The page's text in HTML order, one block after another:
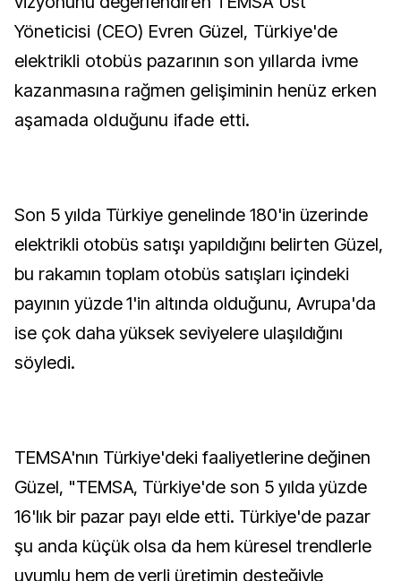
Yöneticisi (CEO) Evren Güzel, Türkiye'de
elektrikli otobüs pazarının son yıllarda ivme
kazanmasına rağmen gelişiminin henüz erken
aşamada olduğunu ifade etti.
Son 5 yılda Türkiye genelinde 180'in üzerinde
elektrikli otobüs satışı yapıldığını belirten Güzel,
bu rakamın toplam otobüs satışları içindeki
payının yüzde 1'in altında olduğunu, Avrupa'da
ise çok daha yüksek seviyelere ulaşıldığını
söyledi.
TEMSA'nın Türkiye'deki faaliyetlerine değinen
Güzel, "TEMSA, Türkiye'de son 5 yılda yüzde
16'lık bir pazar payı elde etti. Türkiye'de pazar
şu anda küçük olsa da hem küresel trendlerle
uyumlu hem de yerli üretimin desteğiyle